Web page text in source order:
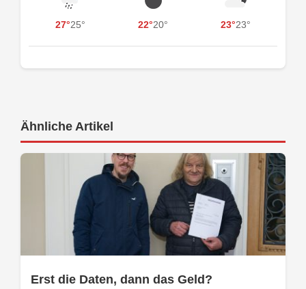
27°25° 22°20° 23°23°
Ähnliche Artikel
Erst die Daten, dann das Geld?